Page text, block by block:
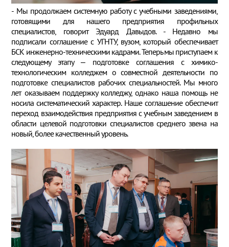
- Мы продолжаем системную работу с учебными заведениями,
готовящими для нашего предприятия профильных
специалистов, говорит Эдуард Давыдов. - Недавно мы
подписали соглашение с УГНТУ, вузом, который обеспечивает
БСК инженерно-техническими кадрами. Теперь мы приступаем к
следующему этапу – подготовке соглашения с химико-
технологическим колледжем о совместной деятельности по
подготовке специалистов рабочих специальностей. Мы много
лет оказываем поддержку колледжу, однако наша помощь не
носила систематический характер. Наше соглашение обеспечит
переход взаимодействия предприятия с учебным заведением в
области целевой подготовки специалистов среднего звена на
новый, более качественный уровень.